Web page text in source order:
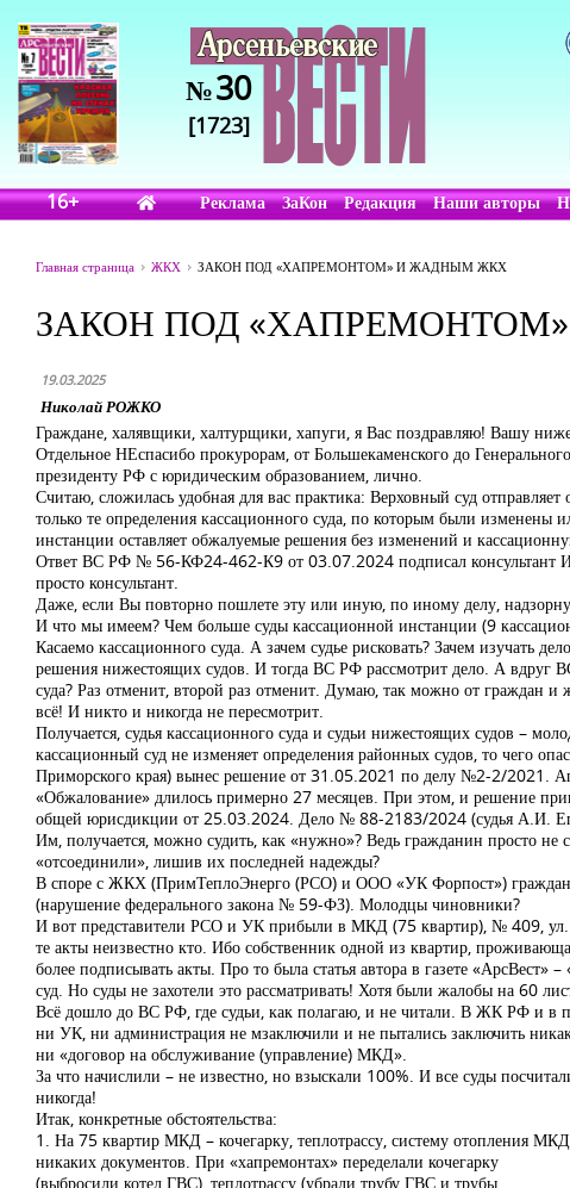
№30
[1723]
16+ Реклама ЗаКон Редакция Наши авторы
Главная страница ЖКХ ЗАКОН ПОД «ХАПРЕМОНТОМ» И ЖАДНЫМ ЖКХ
ЗАКОН ПОД
19.03.2025
Николай РОЖКО
Граждане, халявщики, халтурщики, хапуги, я Вас поздравляю! Вашу
Отдельное НЕспасибо прокурорам, от Большекаменского до
президенту РФ с юридическим образованием, лично.
Считаю, сложилась удобная для вас практика: Верховный суд
только те определения кассационного суда, по которым были
инстанции оставляет обжалуемые решения без изменений и
Ответ ВС РФ № 56-КФ24-462-К9 от 03.07.2024 подписал консультант
просто консультант.
Даже, если Вы повторно пошлете эту или иную, по иному делу,
И что мы имеем? Чем больше суды кассационной инстанции (9
Касаемо кассационного суда. А зачем судье рисковать? Зачем изучать
решения нижестоящих судов. И тогда ВС РФ рассмотрит дело. А вдруг
суда? Раз отменит, второй раз отменит. Думаю, так можно от граждан
всё! И никто и никогда не пересмотрит.
Получается, судья кассационного суда и судьи нижестоящих судов –
кассационный суд не изменяет определения районных судов, то чего
Приморского края) вынес решение от 31.05.2021 по делу №2-2/2021.
«Обжалование» длилось примерно 27 месяцев. При этом, и решение
общей юрисдикции от 25.03.2024. Дело № 88-2183/2024 (судья А.И.
Им, получается, можно судить, как «нужно»? Ведь гражданин просто
«отсоединили», лишив их последней надежды?
В споре с ЖКХ (ПримТеплоЭнерго (РСО) и ООО «УК Форпост»)
(нарушение федерального закона № 59-ФЗ). Молодцы чиновники?
И вот представители РСО и УК прибыли в МКД (75 квартир), № 409, ул.
те акты неизвестно кто. Ибо собственник одной из квартир,
более подписывать акты. Про то была статья автора в газете
суд. Но суды не захотели это рассматривать! Хотя были жалобы на 60
Всё дошло до ВС РФ, где судьи, как полагаю, и не читали. В ЖК РФ и в
ни УК, ни администрация не мзаключили и не пытались заключить
ни «договор на обслуживание (управление) МКД».
За что начислили – не известно, но взыскали 100%. И все суды
никогда!
Итак, конкретные обстоятельства:
1. На 75 квартир МКД – кочегарку, теплотрассу, систему отопления
никаких документов. При «хапремонтах» переделали кочегарку
(выбросили котел ГВС), теплотрассу (убрали трубу ГВС и трубы